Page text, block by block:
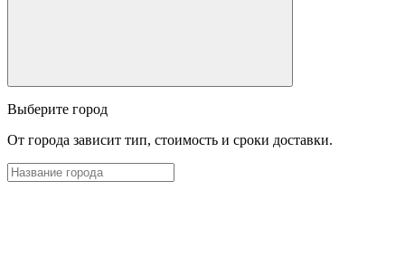
Выберите город
От города зависит тип, стоимость и сроки доставки.